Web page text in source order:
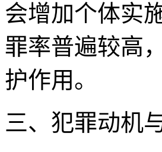
会增加个体实
罪率普遍较高
护作用。
三、犯罪动机